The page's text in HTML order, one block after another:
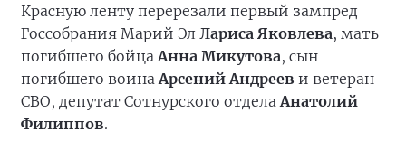
Красную ленту перерезали первый зампред
Госсобрания Марий Эл Лариса Яковлева, мать
погибшего бойца Анна Микутова, сын
погибшего воина Арсений Андреев и ветеран
СВО, депутат Сотнурского отдела Анатолий
Филиппов.